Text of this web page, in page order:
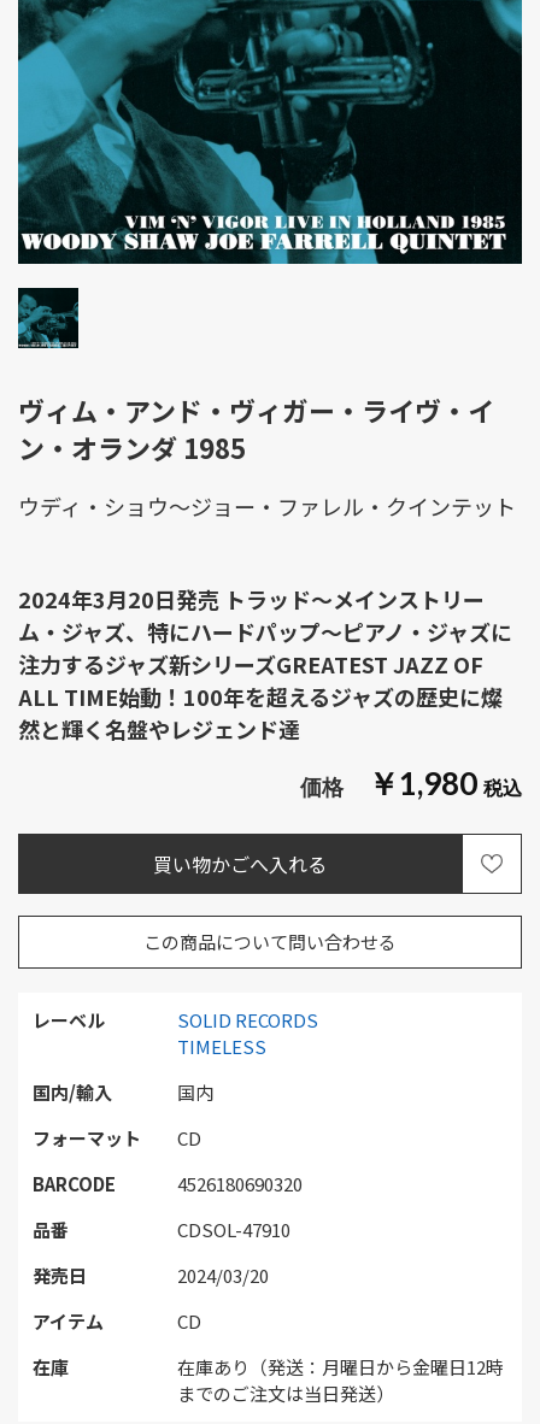
ヴィム・アンド・ヴィガー・ライヴ・イ
ン・オランダ 1985
￥1,980
レーベル
SOLID RECORDS
TIMELESS
国内/輸入
国内
フォーマット
CD
BARCODE
4526180690320
品番
CDSOL-47910
発売日
2024/03/20
アイテム
CD
在庫
在庫あり（発送：月曜日から金曜日12時
までのご注文は当日発送）
この商品について問い合わせる
ウディ・ショウ～ジョー・ファレル・クインテット
2024年3月20日発売 トラッド～メインストリー
ム・ジャズ、特にハードパップ～ピアノ・ジャズに
注力するジャズ新シリーズGREATEST JAZZ OF
ALL TIME始動！100年を超えるジャズの歴史に燦
然と輝く名盤やレジェンド達